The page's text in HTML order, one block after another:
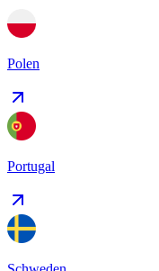
Polen
Portugal